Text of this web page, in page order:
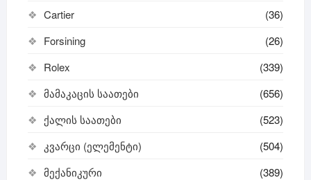
Cartier
(36)
Forsining
(26)
Rolex
(339)
მამაკაცის საათები
(656)
ქალის საათები
(523)
კვარცი (ელემენტი)
(504)
მექანიკური
(389)